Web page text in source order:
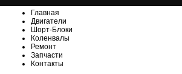
Главная
Двигатели
Шорт-Блоки
Коленвалы
Ремонт
Запчасти
Контакты